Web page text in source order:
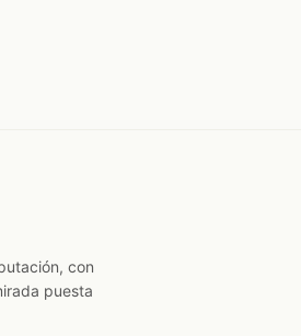
con
puesta